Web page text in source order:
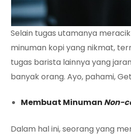
Selain tugas utamanya
minuman kopi yang nikmat,
tugas barista lainnya yang
banyak orang. Ayo, pahami,
Membuat Minuman Non-
Dalam hal ini, seorang yang